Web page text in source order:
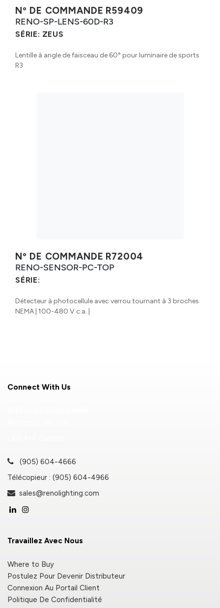
Nº DE COMMANDE R59409
RENO-SP-LENS-60D-R3
SÉRIE: ZEUS
Lentille à angle de faisceau de 60° pour luminaire de sports
R3
Nº DE COMMANDE R72004
RENO-SENSOR-PC-TOP
SÉRIE:
Détecteur à photocellule avec verrou tournant à 3 broches
NEMA | 100-480 V c.a. |
Connect With Us
(905) 604-4666
Télécopieur : (905) 604-4966
sales@renolighting.com
Travaillez Avec Nous
Where to Buy
Postulez Pour Devenir Distributeur
Connexion Au Portail Client
Politique De Confidentialité